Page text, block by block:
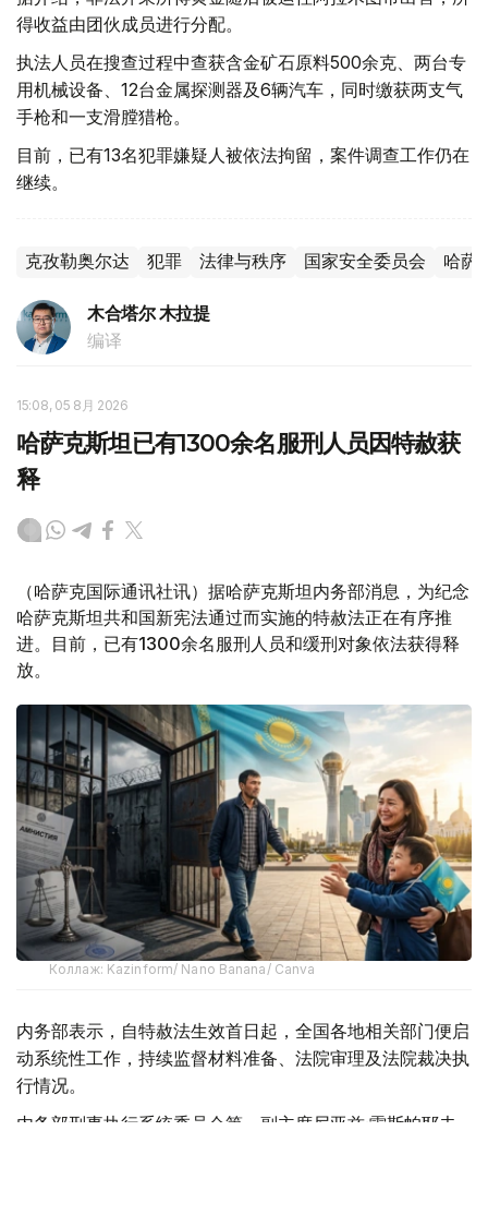
得收益由团伙成员进行分配。
执法人员在搜查过程中查获含金矿石原料500余克、两台专
用机械设备、12台金属探测器及6辆汽车，同时缴获两支气
手枪和一支滑膛猎枪。
目前，已有13名犯罪嫌疑人被依法拘留，案件调查工作仍在
继续。
克孜勒奥尔达 犯罪 法律与秩序 国家安全委员会 哈萨
木合塔尔 木拉提
编译
15:08, 05 8月 2026
哈萨克斯坦已有1300余名服刑人员因特赦获
释
（哈萨克国际通讯社讯）据哈萨克斯坦内务部消息，为纪念
哈萨克斯坦共和国新宪法通过而实施的特赦法正在有序推
进。目前，已有1300余名服刑人员和缓刑对象依法获得释
放。
Коллаж: Kazinform/ Nano Banana/ Canva
内务部表示，自特赦法生效首日起，全国各地相关部门便启
动系统性工作，持续监督材料准备、法院审理及法院裁决执
行情况。
内务部刑事执行系统委员会第一副主席尼亚兹·雷斯帕耶夫